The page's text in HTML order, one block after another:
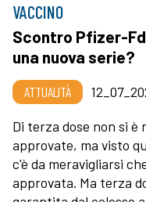
VACCINO
Scontro Pfizer-
una nuova serie?
ATTUALITÀ
Di terza dose non si è
approvate, ma visto
c'è da meravigliarsi
approvata. Ma terza